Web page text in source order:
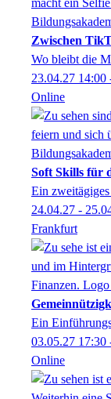
Zwischen
Wo bleibt die
23.04.27 14:00
Online
Soft Skills für
Ein
24.04.27 -
Frankfurt
Ein
03.05.27 17:30
Online